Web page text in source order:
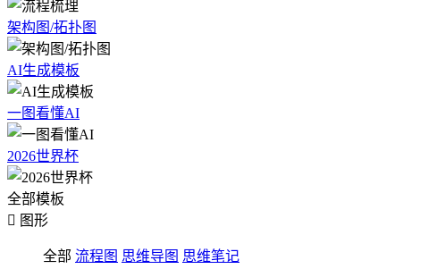
架构图/拓扑图
AI生成模板
一图看懂AI
2026世界杯
全部模板
 图形
全部 流程图 思维导图 思维笔记